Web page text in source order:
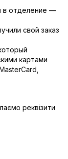
в отделение —
свой заказ
картами
реквізити